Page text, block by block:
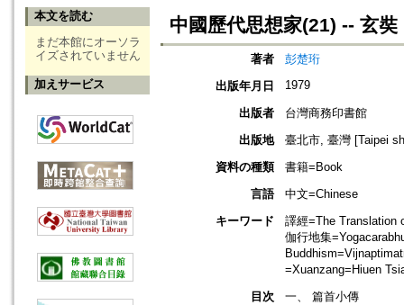
本文を読む
まだ本館にオーソラ
イズされていません
加えサービス
中國歷代思想家(21) -- 玄奘
著者
彭楚珩
出版年月日
1979
出版者
台灣商務印書館
出版地
臺北市, 臺灣 [Taipei
資料の種類
書籍=Book
言語
中文=Chinese
キーワード
譯經=The Translation
伽行地集
=Xuanzang=Hiuen
目次
一、 篇首小傳